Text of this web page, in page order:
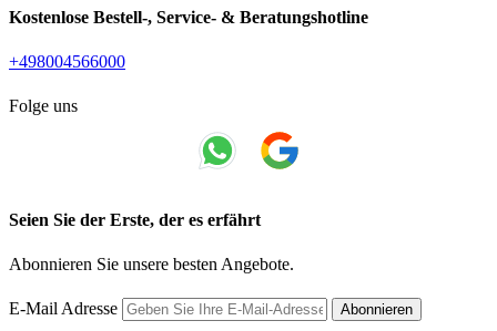
Kostenlose Bestell-, Service- & Beratungshotline
+498004566000
Folge uns
Seien Sie der Erste, der es erfährt
Abonnieren Sie unsere besten Angebote.
E-Mail Adresse Abonnieren